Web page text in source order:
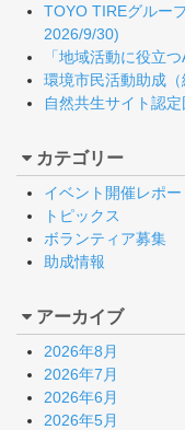
TOYO TIREグルー
2026/9/30)
「地域活動に役立
環境市民活動助成
自然共生サイト認
カテゴリー
イベント開催レポー
トピックス
ボランティア募集
助成情報
アーカイブ
2026年8月
2026年7月
2026年6月
2026年5月